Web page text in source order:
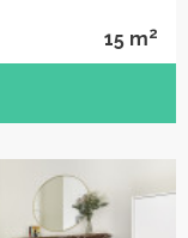
15 m2